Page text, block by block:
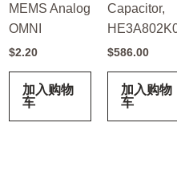
MEMS Analog
OMNI
$2.20
加入购物
车
Capacitor,
$586.00
加入购物
车